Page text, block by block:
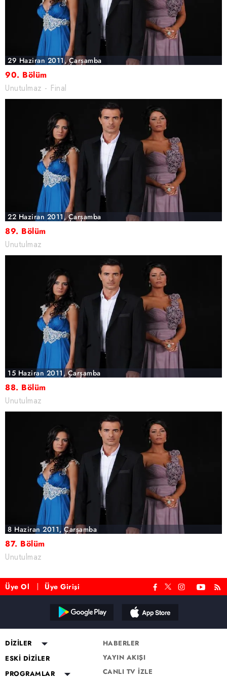
kullanılmaktadır. Bu çerezler vasıtasıyla çeşitli kişisel
verileriniz işlenmekte olup gerekli olan çerezler bilgi
toplumu hizmetlerinin sunulması amacıyla
kullanılmaktadır. Diğer çerezler, sitemizin daha işlevsel
kılınması ve kişiselleştirilmesi ve sizlere yönelik
sınırlı olarak açık rızanız dahilinde kullanılacaktır.
Çerezlere ilişkin tercihlerinizi aşağıda yer alan panel
vasıtasıyla belirleyebilirsiniz. Çerezlere ilişkin detaylı bilgi
için Ayarlar butonuna tıklayabilir,
Çerez Bilgilendirme
Metnimiziziyaret edebilirsiniz.
6698 sayılı Kişisel Verilerin Korunması Kanunu uyarınca
hazırlanmış Aydınlatma Metnimizi okumak ve sitemizde
ilgili mevzuata uygun olarak kullanılan çerezlerle ilgili bilgi
almak için lütfentıklayınız .
29 Haziran 2011, Çarşamba
90. Bölüm
Unutulmaz - Final
22 Haziran 2011, Çarşamba
89. Bölüm
Unutulmaz
15 Haziran 2011, Çarşamba
88. Bölüm
Unutulmaz
8 Haziran 2011, Çarşamba
87. Bölüm
Unutulmaz
Üye Ol Üye Girişi
DİZİLER
Altı Üstü İstanbul
Mercan Köşk
ESKİ DİZİLER
Eşkıya Dünyaya Hükümdar
PROGRAMLAR
HABERLER
YAYIN AKIŞI
CANLI TV İZLE